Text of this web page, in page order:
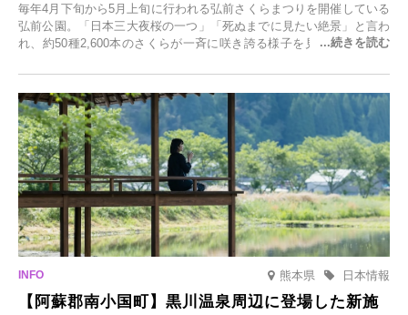
毎年4月下旬から5月上旬に行われる弘前さくらまつりを開催している
弘前公園。「日本三大夜桜の一つ」「死ぬまでに見たい絶景」と言わ
れ、約50種2,600本のさくらが一斉に咲き誇る様子を見に、世界中か
日(月)～2026年2月28日(土)の期間、「冬に咲くさくらライトアップ」
を開催します。
熊本県 日本情報
【阿蘇郡南小国町】黒川温泉周辺に登場した新施